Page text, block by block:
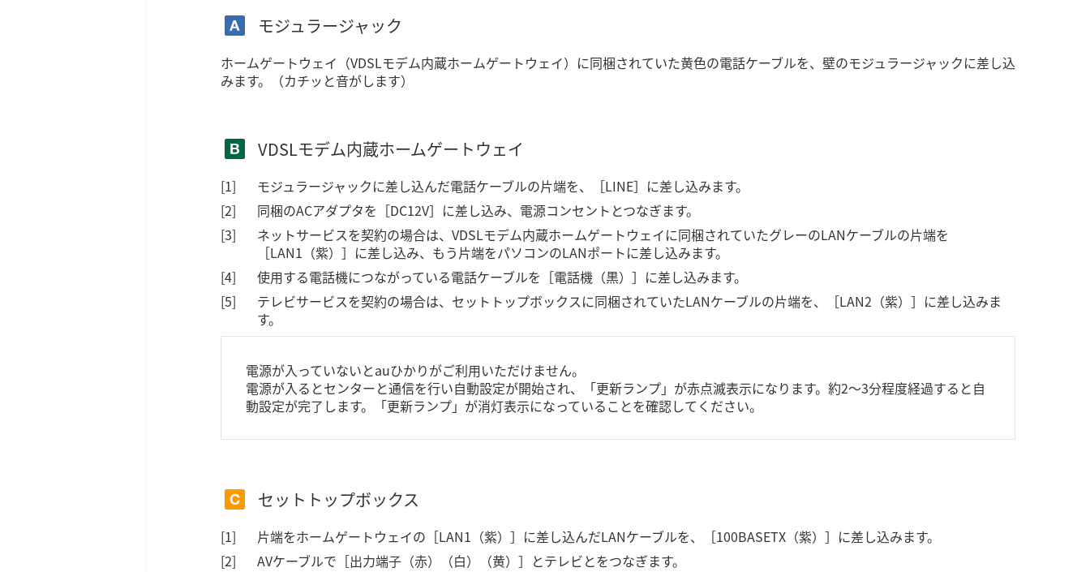
モジュラージャック
ホームゲートウェイ（VDSLモデム内蔵ホームゲートウェイ）に同梱されていた黄色の電話ケーブルを、壁のモジュラージャックに差し込
みます。（カチッと音がします）
VDSLモデム内蔵ホームゲートウェイ
モジュラージャックに差し込んだ電話ケーブルの片端を、［LINE］に差し込みます。
同梱のACアダプタを［DC12V］に差し込み、電源コンセントとつなぎます。
ネットサービスを契約の場合は、VDSLモデム内蔵ホームゲートウェイに同梱されていたグレーのLANケーブルの片端を
［LAN1（紫）］に差し込み、もう片端をパソコンのLANポートに差し込みます。
使用する電話機につながっている電話ケーブルを［電話機（黒）］に差し込みます。
テレビサービスを契約の場合は、セットトップボックスに同梱されていたLANケーブルの片端を、［LAN2（紫）］に差し込みま
す。
電源が入っていないとauひかりがご利用いただけません。
電源が入るとセンターと通信を行い自動設定が開始され、「更新ランプ」が赤点滅表示になります。約2～3分程度経過すると自
動設定が完了します。「更新ランプ」が消灯表示になっていることを確認してください。
セットトップボックス
片端をホームゲートウェイの［LAN1（紫）］に差し込んだLANケーブルを、［100BASETX（紫）］に差し込みます。
AVケーブルで［出力端子（赤）（白）（黄）］とテレビとをつなぎます。